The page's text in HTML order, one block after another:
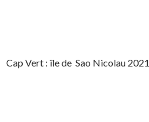
Cap Vert : île de Sao Nicolau 2021